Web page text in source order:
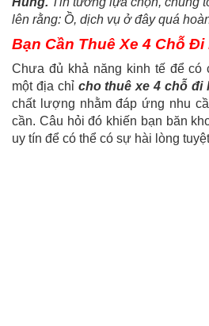
lên rằng: Ồ, dịch vụ ở đây quá
Bạn Cần Thuê Xe 4 Chỗ
Chưa đủ khả năng kinh tế để có
một địa chỉ cho thuê xe 4 chỗ đi
chất lượng nhằm đáp ứng nhu
cần. Câu hỏi đó khiến bạn băn
uy tín để có thể có sự hài lòng